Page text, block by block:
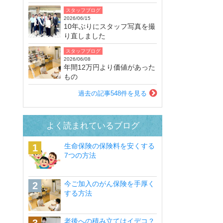
スタッフブログ
2026/06/15
10年ぶりにスタッフ写真を撮
り直しました
スタッフブログ
2026/06/08
年間12万円より価値があった
もの
過去の記事548件を見る
よく読まれているブログ
生命保険の保険料を安くする
7つの方法
今ご加入のがん保険を手厚く
する方法
老後への積み立てはイデコ？